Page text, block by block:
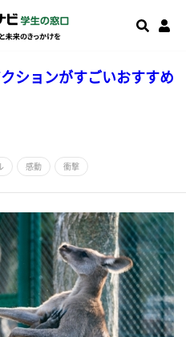
ションがすごいおすすめ
感動 衝撃